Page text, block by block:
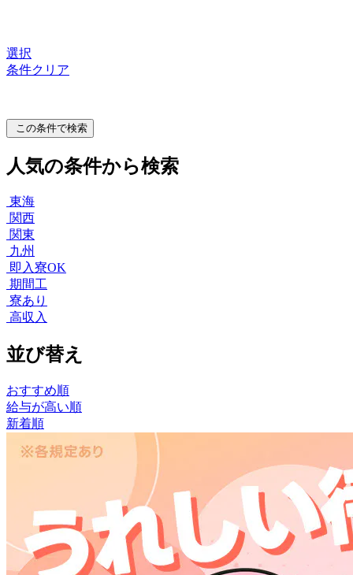
選択
条件クリア
この条件で検索
人気の条件から検索
東海
関西
関東
九州
即入寮OK
期間工
寮あり
高収入
並び替え
おすすめ順
給与が高い順
新着順